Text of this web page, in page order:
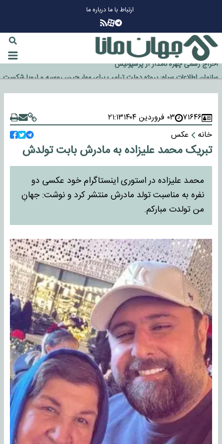
ارتباط با مادرباره ما
گزینه جدایی اوسمار روی میز مدیران پرسپولیس
آیا رئیس جمهور آمریکا قانون را دور می‌زند؟
اخراج رسمی چهره نامدار از پرسپولیس
سازمان اطلاعات سپاه: پروژه دولت ترامپ برای مهار چین، روسیه و اروپا شکست
خورد
۷۱۶۴۶ ۰۳ فروردین ۱۴۰۴
۲۱:۱۳
خانه
عکس
تبریک محمد علیزاده به مادرش بابت تولدش
محمد علیزاده در استوری اینستاگرام خود عکسی دو
نفره به مناسبت تولد مادرش منتشر کرد و نوشت: جهانِ
من تولدت مبارکم.